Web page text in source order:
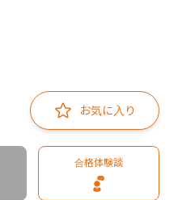
お気に入り
合格体験談